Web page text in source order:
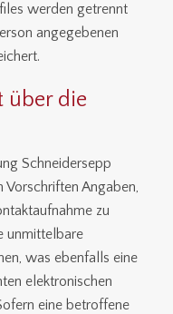
werden getrennt
angegebenen
über die
Schneidersepp
Angaben,
zu
unmittelbare
was ebenfalls eine
elektronischen
eine betroffene